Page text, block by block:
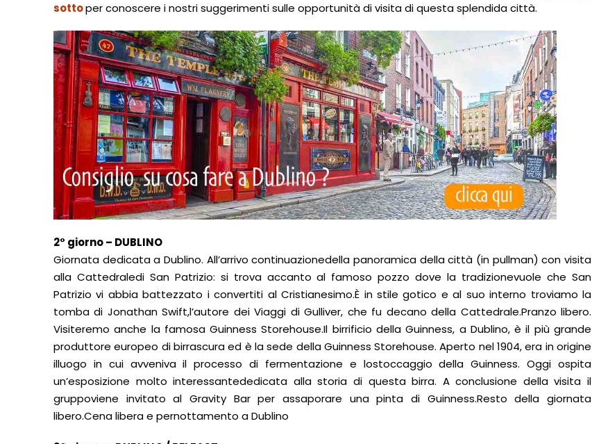
sottoper conoscere i nostri suggerimenti sulle opportunità di visita di questa splendida città.
2° giorno – DUBLINO
Giornata dedicata a Dublino. All’arrivo continuazionedella panoramica della città (in pullman) con visita
alla Cattedraledi San Patrizio: si trova accanto al famoso pozzo dove la tradizionevuole che San
Patrizio vi abbia battezzato i convertiti al Cristianesimo.È in stile gotico e al suo interno troviamo la
tomba di Jonathan Swift,l’autore dei Viaggi di Gulliver, che fu decano della Cattedrale.Pranzo libero.
Visiteremo anche la famosa Guinness Storehouse.Il birrificio della Guinness, a Dublino, è il più grande
produttore europeo di birrascura ed è la sede della Guinness Storehouse. Aperto nel 1904, era in origine
illuogo in cui avveniva il processo di fermentazione e lostoccaggio della Guinness. Oggi ospita
un’esposizione molto interessantededicata alla storia di questa birra. A conclusione della visita il
gruppoviene invitato al Gravity Bar per assaporare una pinta di Guinness.Resto della giornata
libero.Cena libera e pernottamento a Dublino